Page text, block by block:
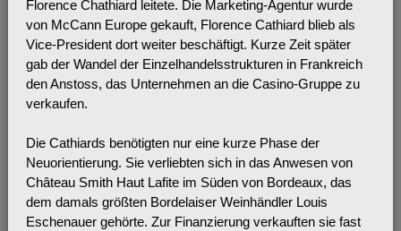
Florence Chathiard leitete. Die Marketing-Agentur wurde
von McCann Europe gekauft, Florence Cathiard blieb als
Vice-President dort weiter beschäftigt. Kurze Zeit später
gab der Wandel der Einzelhandelsstrukturen in Frankreich
den Anstoss, das Unternehmen an die Casino-Gruppe zu
verkaufen.
Die Cathiards benötigten nur eine kurze Phase der
Neuorientierung. Sie verliebten sich in das Anwesen von
Château Smith Haut Lafite im Süden von Bordeaux, das
dem damals größten Bordelaiser Weinhändler Louis
Eschenauer gehörte. Zur Finanzierung verkauften sie fast